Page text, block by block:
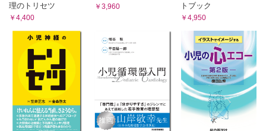
CHAP.07 抗凝固・抗血小板療法
CHAP.09 心臓手術後の急性腎障害（CS-AKI）と腎代替療法
CHAP.10 栄養管理
CHAP.11 気管チューブ管理
PART Ⅳ 合併症
CHAP.01 難治性胸水・乳び胸
CHAP.02 難治性縦隔炎
CHAP.03 壊死性腸炎（NEC）と消化管トラブル
理のトリセツ
￥4,400
￥3,960
トブック
￥4,950